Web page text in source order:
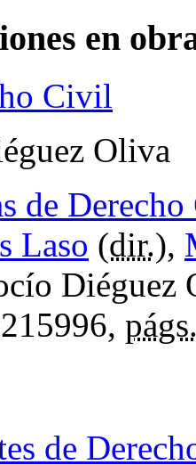
en
Civil
Oliva
de
Laso (dir.),
Diéguez
de